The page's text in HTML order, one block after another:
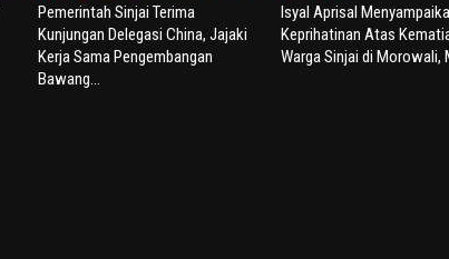
Pemerintah Sinjai Terima
Kunjungan Delegasi China, Jajaki
Kerja Sama Pengembangan
Bawang...
Isyal Aprisal
Keprihatinan Atas
Warga Sinjai di Morowali,